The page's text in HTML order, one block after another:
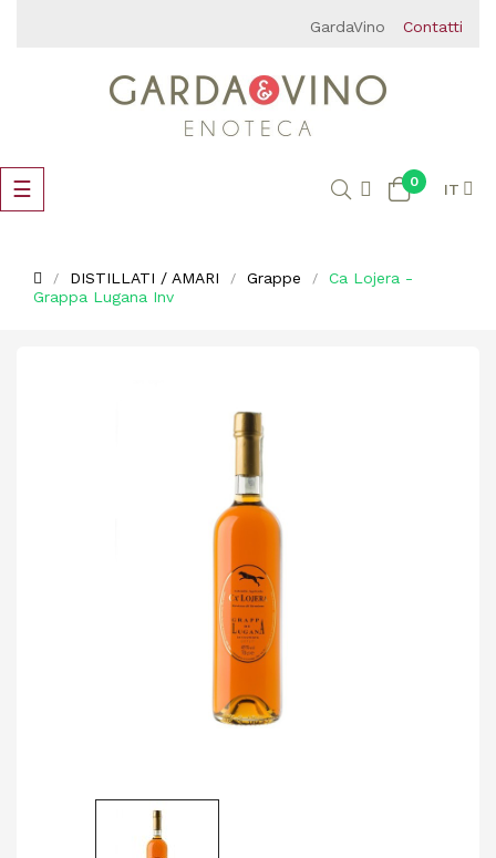
GardaVino Contatti
navigazione
Toggle
☰ 0 IT
DISTILLATI / AMARI Grappe
Ca Lojera -
Grappa Lugana Inv